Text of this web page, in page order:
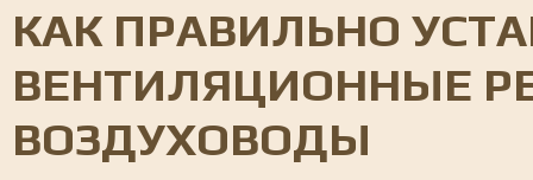
КАК ПРАВИЛЬНО
ВЕНТИЛЯЦИОННЫЕ
ВОЗДУХОВОДЫ